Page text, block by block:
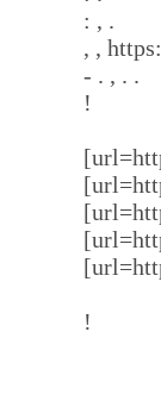
: , .
, ,
- . , . .
!
!